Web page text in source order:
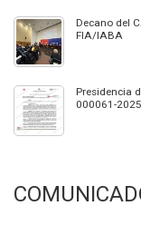
Decano del
FIA/IABA
Presidencia
000061-